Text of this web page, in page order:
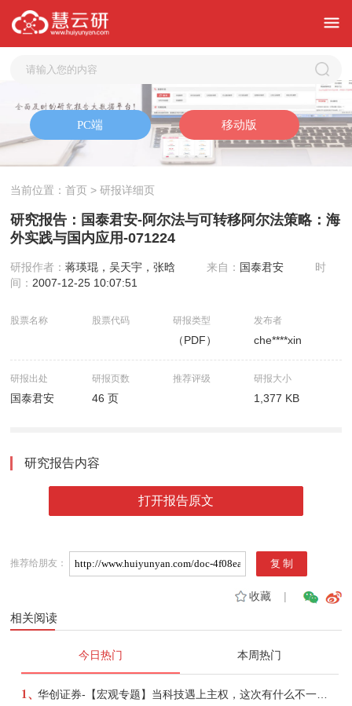
当前位置：首页 > 研报详细页
研究报告：国泰君安-阿尔法与可转移阿尔法策略：海
外实践与国内应用-071224
研报作者：蒋瑛琨，吴天宇，张晗 来自： 国泰君安
时
间： 2007-12-25 10:07:51
股票名称 股票代码 研报类型
（PDF）
发布者
che****xin
研报出处
国泰君安
研报页数
46 页
推荐评级 研报大小
1,377 KB
研究报告内容
打开报告原文
推荐给朋友：
收藏|
相关阅读
今日热门 本周热门
1、 华创证券-【宏观专题】当科技遇上主权，这次有什么不一样？——海外科技思辨系列五-260808